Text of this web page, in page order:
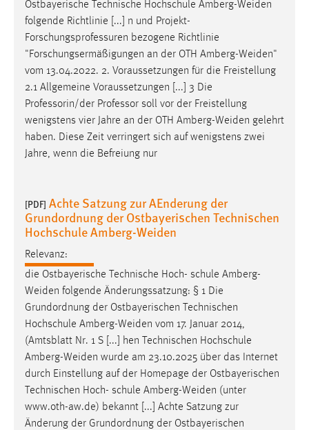
Ostbayerische Technische Hochschule Amberg-Weiden
folgende Richtlinie [...] n und Projekt-
Forschungsprofessuren bezogene Richtlinie
"Forschungsermäßigungen an der OTH Amberg-Weiden"
vom 13.04.2022. 2. Voraussetzungen für die Freistellung
2.1 Allgemeine Voraussetzungen [...] 3 Die
Professorin/der Professor soll vor der Freistellung
wenigstens vier Jahre an der OTH Amberg-Weiden gelehrt
haben. Diese Zeit verringert sich auf wenigstens zwei
Jahre, wenn die Befreiung nur
[PDF] Achte Satzung zur AEnderung der
Grundordnung der Ostbayerischen Technischen
Hochschule Amberg-Weiden
Relevanz:
die Ostbayerische Technische Hoch- schule Amberg-
Weiden folgende Änderungssatzung: § 1 Die
Grundordnung der Ostbayerischen Technischen
Hochschule Amberg-Weiden vom 17. Januar 2014,
(Amtsblatt Nr. 1 S [...] hen Technischen Hochschule
Amberg-Weiden wurde am 23.10.2025 über das Internet
durch Einstellung auf der Homepage der Ostbayerischen
Technischen Hoch- schule Amberg-Weiden (unter
www.oth-aw.de) bekannt [...] Achte Satzung zur
Änderung der Grundordnung der Ostbayerischen
Conversion-Tracking
Cookie Laufzeit:
3 Monate
Facebook Pixel
Name:
_fbp
Zweck:
Conversion-Tracking
3 Monate
EXTERNE MEDIEN
Um Inhalte von Videoplattformen und Social Media
Plattformen anzeigen zu können, werden von diesen
externen Medien Cookies gesetzt.
YouTube